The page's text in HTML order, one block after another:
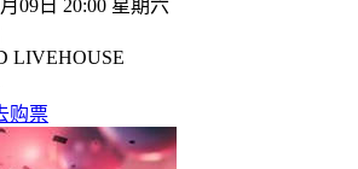
09日 20:00 星期六
LIVEHOUSE
购票